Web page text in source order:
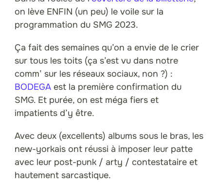
on lève ENFIN (un peu) le voile sur la
programmation du SMG 2023.
Ça fait des semaines qu’on a envie de le crier
sur tous les toits (ça s’est vu dans notre
comm’ sur les réseaux sociaux, non ?) :
BODEGAest la première confirmation du
SMG. Et purée, on est méga fiers et
impatients d’y être.
Avec deux (excellents) albums sous le bras, les
new-yorkais ont réussi à imposer leur patte
avec leur post-punk / arty / contestataire et
hautement sarcastique.